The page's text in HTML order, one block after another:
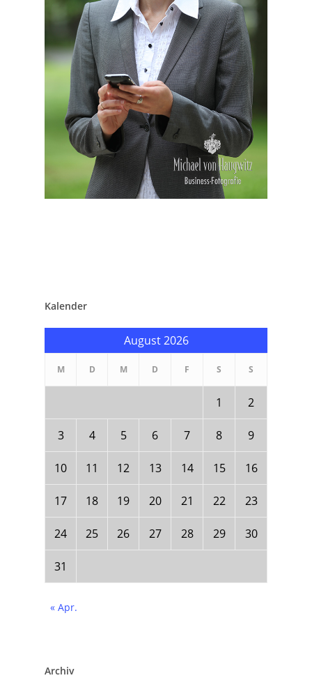
Kalender
August 2026
M D M D F S S
1 2
3 4 5 6 7 8 9
10 11 12 13 14 15 16
17 18 19 20 21 22 23
24 25 26 27 28 29 30
31
« Apr.
Archiv